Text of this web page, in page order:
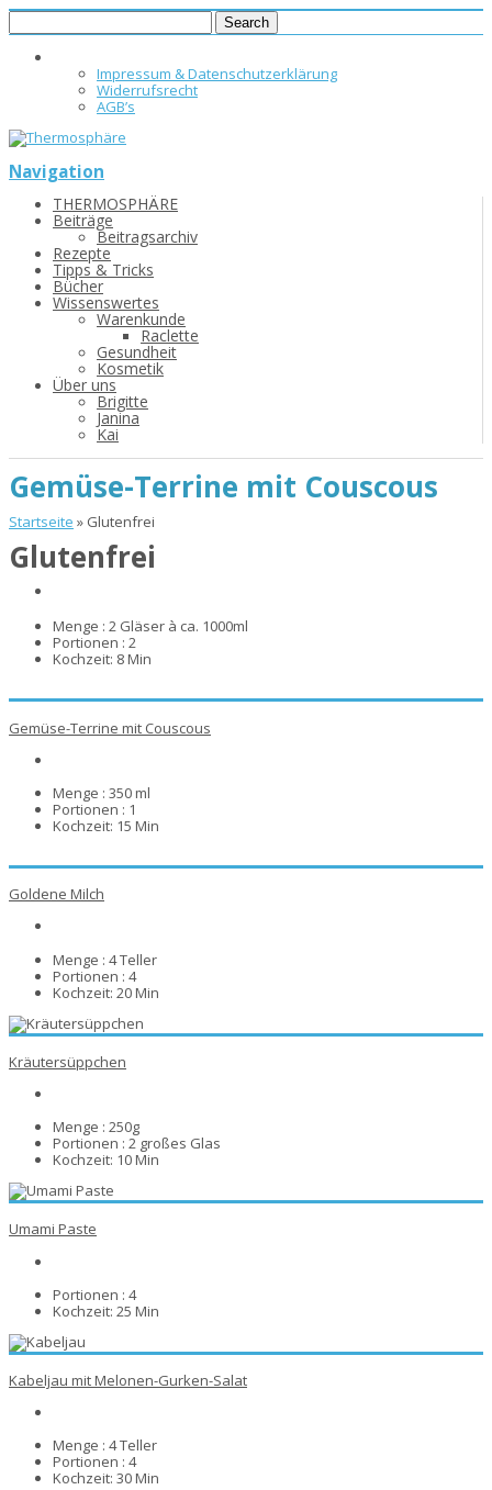
Impressum & Datenschutzerklärung
Widerrufsrecht
AGB’s
Navigation
THERMOSPHÄRE
Beiträge
Beitragsarchiv
Rezepte
Tipps & Tricks
Bücher
Wissenswertes
Warenkunde
Raclette
Gesundheit
Kosmetik
Über uns
Brigitte
Janina
Kai
Gemüse-Terrine mit Couscous
Startseite » Glutenfrei
Glutenfrei
Menge : 2 Gläser à ca. 1000ml
Portionen : 2
Kochzeit: 8 Min
Gemüse-Terrine mit Couscous
Menge : 350 ml
Portionen : 1
Kochzeit: 15 Min
Goldene Milch
Menge : 4 Teller
Portionen : 4
Kochzeit: 20 Min
Kräutersüppchen
Menge : 250g
Portionen : 2 großes Glas
Kochzeit: 10 Min
Umami Paste
Portionen : 4
Kochzeit: 25 Min
Kabeljau mit Melonen-Gurken-Salat
Menge : 4 Teller
Portionen : 4
Kochzeit: 30 Min